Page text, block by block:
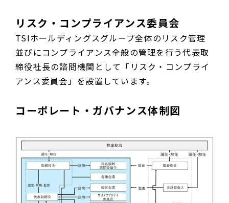
リスク・コンプライアンス委員会
TSIホールディングスグループ全体のリスク管理
並びにコンプライアンス全般の管理を行う代表取
締役社長の諮問機関として「リスク・コンプライ
アンス委員会」を設置しています。
コーポレート・ガバナンス体制図